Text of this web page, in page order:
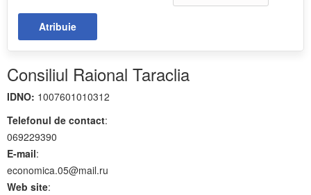
Atribuie
Consiliul Raional Taraclia
IDNO: 1007601010312
Telefonul de contact:
069229390
E-mail:
economica.05@mail.ru
Web site: